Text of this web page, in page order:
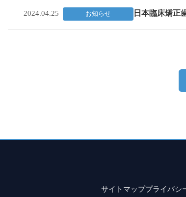
2024.04.25 お知らせ 日本臨床矯正
サイトマッププライバシ